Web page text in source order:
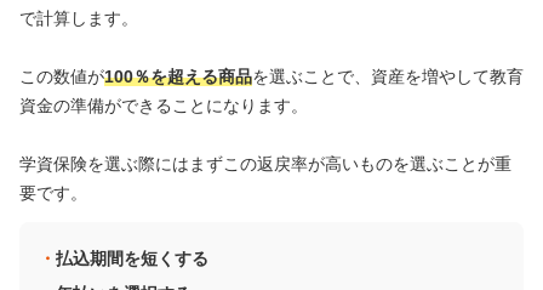
で計算します。
この数値が100％を超える商品を選ぶことで、資産を増やして教育
資金の準備ができることになります。
学資保険を選ぶ際にはまずこの返戻率が高いものを選ぶことが重
要です。
払込期間を短くする